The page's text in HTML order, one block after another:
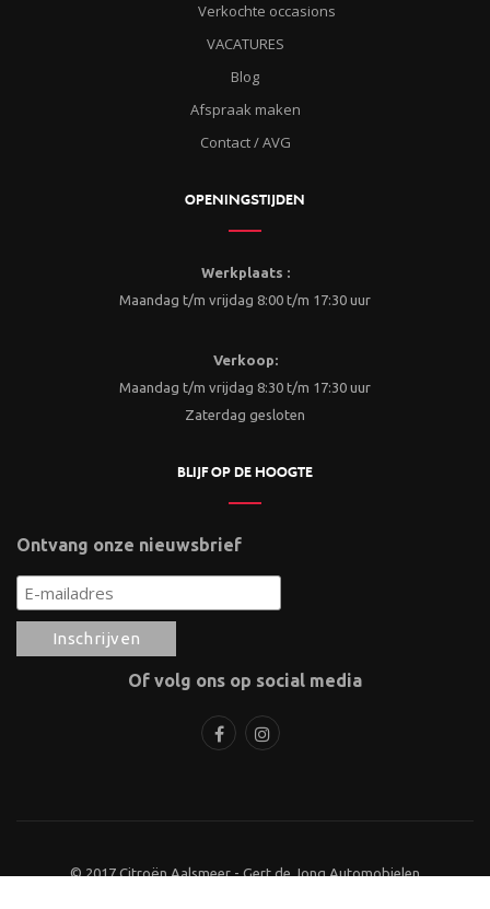
Verkochte occasions
VACATURES
Blog
Afspraak maken
Contact / AVG
OPENINGSTIJDEN
Werkplaats :
Maandag t/m vrijdag 8:00 t/m 17:30 uur
Verkoop:
Maandag t/m vrijdag 8:30 t/m 17:30 uur
Zaterdag gesloten
BLIJF OP DE HOOGTE
Ontvang onze nieuwsbrief
Of volg ons op social media
© 2017 Citroën Aalsmeer - Gert de Jong Automobielen